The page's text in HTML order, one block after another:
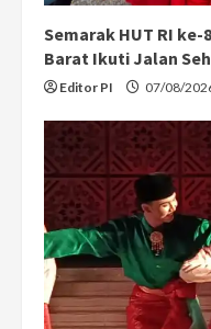
n
g
Semarak HUT RI
Barat Ikuti Jalan
Editor PI 07/08/